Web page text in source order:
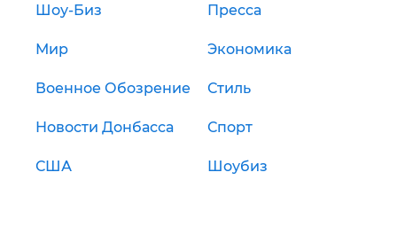
Шоу-Биз Пресса
Мир Экономика
Военное Обозрение Стиль
Новости Донбасса Спорт
США Шоубиз